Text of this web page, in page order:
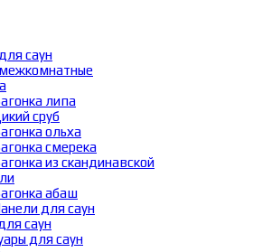
саун
липа
сруб
ольха
смерека
из скандинавской
абаш
для саун
саун
для саун